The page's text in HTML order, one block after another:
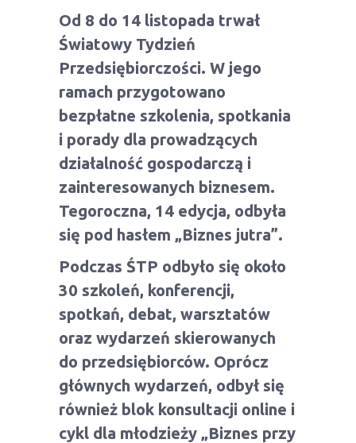
Od 8 do 14 listopada trwał
Światowy Tydzień
Przedsiębiorczości. W jego
ramach przygotowano
bezpłatne szkolenia, spotkania
i porady dla prowadzących
działalność gospodarczą i
zainteresowanych biznesem.
Tegoroczna, 14 edycja, odbyła
się pod hasłem „Biznes jutra”.
Podczas ŚTP odbyło się około
30 szkoleń, konferencji,
spotkań, debat, warsztatów
oraz wydarzeń skierowanych
do przedsiębiorców. Oprócz
głównych wydarzeń, odbył się
również blok konsultacji online i
cykl dla młodzieży „Biznes przy